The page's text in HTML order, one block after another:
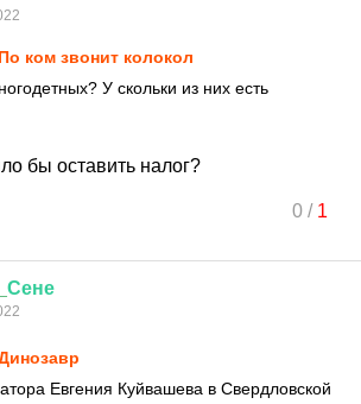
По ком звонит колокол
У скольки из них есть
бы оставить налог?
0/ 1
Сене
Евгения Куйвашева в Свердловской